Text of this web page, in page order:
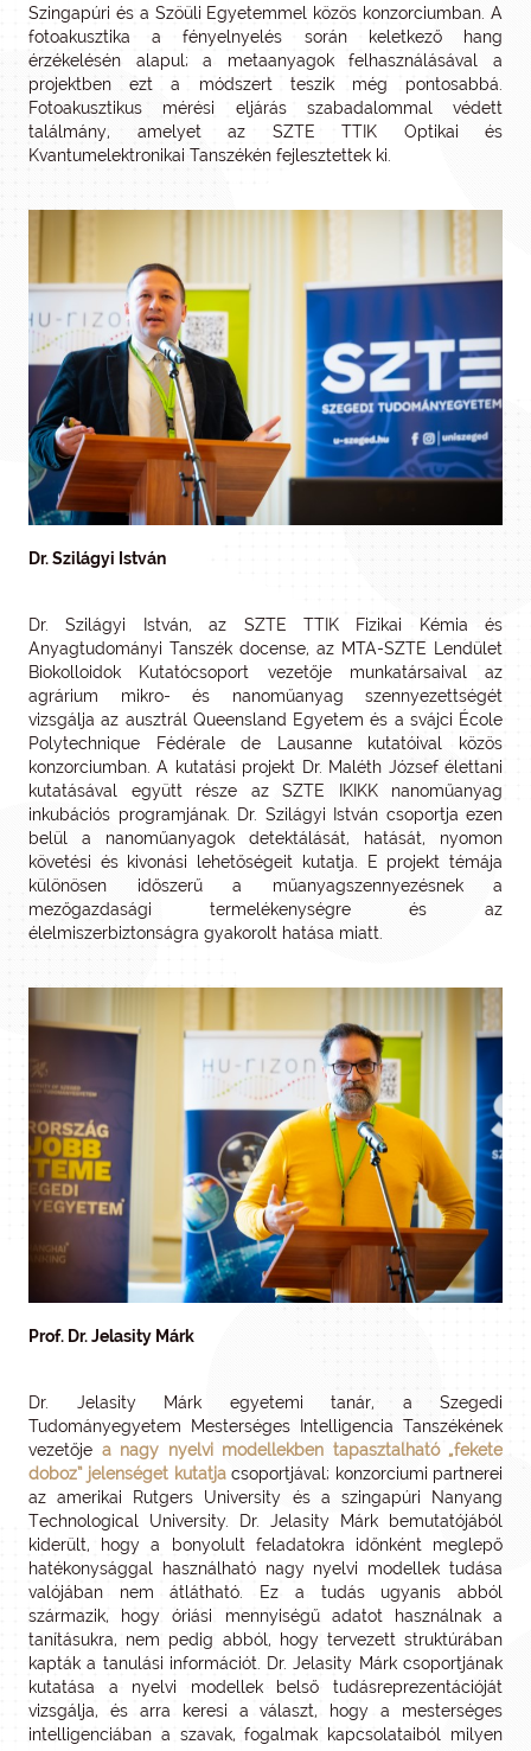
Szingapúri és a Szöüli Egyetemmel közös konzorciumban. A
fotoakusztika a fényelnyelés során keletkező hang
érzékelésén alapul; a metaanyagok felhasználásával a
projektben ezt a módszert teszik még pontosabbá.
Fotoakusztikus mérési eljárás szabadalommal védett
találmány, amelyet az SZTE TTIK Optikai és
Kvantumelektronikai Tanszékén fejlesztettek ki.
Dr. Szilágyi István
Dr. Szilágyi István, az SZTE TTIK Fizikai Kémia és
Anyagtudományi Tanszék docense, az MTA-SZTE Lendület
Biokolloidok Kutatócsoport vezetője munkatársaival az
agrárium mikro- és nanoműanyag szennyezettségét
vizsgálja az ausztrál Queensland Egyetem és a svájci École
Polytechnique Fédérale de Lausanne kutatóival közös
konzorciumban. A kutatási projekt Dr. Maléth József élettani
kutatásával együtt része az SZTE IKIKK nanoműanyag
inkubációs programjának. Dr. Szilágyi István csoportja ezen
belül a nanoműanyagok detektálását, hatását, nyomon
követési és kivonási lehetőségeit kutatja. E projekt témája
különösen időszerű a műanyagszennyezésnek a
mezőgazdasági termelékenységre és az
élelmiszerbiztonságra gyakorolt hatása miatt.
Prof. Dr. Jelasity Márk
Dr. Jelasity Márk egyetemi tanár, a Szegedi
Tudományegyetem Mesterséges Intelligencia Tanszékének
vezetője a nagy nyelvi modellekben tapasztalható „fekete
doboz” jelenséget kutatjacsoportjával; konzorciumi partnerei
az amerikai Rutgers University és a szingapúri Nanyang
Technological University. Dr. Jelasity Márk bemutatójából
kiderült, hogy a bonyolult feladatokra időnként meglepő
hatékonysággal használható nagy nyelvi modellek tudása
valójában nem átlátható. Ez a tudás ugyanis abból
származik, hogy óriási mennyiségű adatot használnak a
tanításukra, nem pedig abból, hogy tervezett struktúrában
kapták a tanulási információt. Dr. Jelasity Márk csoportjának
kutatása a nyelvi modellek belső tudásreprezentációját
vizsgálja, és arra keresi a választ, hogy a mesterséges
intelligenciában a szavak, fogalmak kapcsolataiból milyen